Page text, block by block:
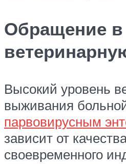
Обращение в
Высокий уровень
выживания
парвовирусным
зависит от
своевременного